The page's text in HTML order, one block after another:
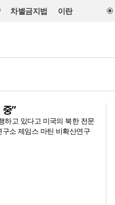
차별금지법 이란
”
하고 있다고 미국의 북한 전문
소 제임스 마틴 비확산연구